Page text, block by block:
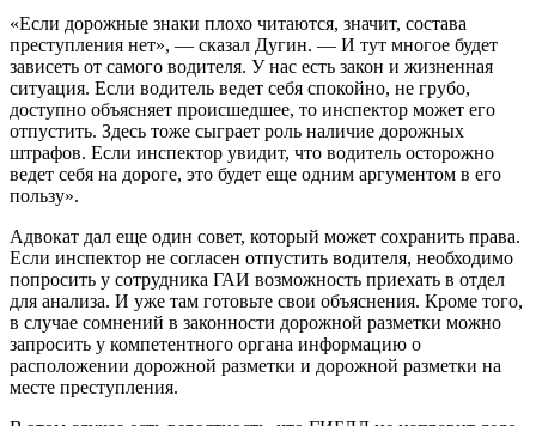
«Если дорожные знаки плохо читаются, значит, состава
преступления нет», — сказал Дугин. — И тут многое будет
зависеть от самого водителя. У нас есть закон и жизненная
ситуация. Если водитель ведет себя спокойно, не грубо,
доступно объясняет происшедшее, то инспектор может его
отпустить. Здесь тоже сыграет роль наличие дорожных
штрафов. Если инспектор увидит, что водитель осторожно
ведет себя на дороге, это будет еще одним аргументом в его
пользу».
Адвокат дал еще один совет, который может сохранить права.
Если инспектор не согласен отпустить водителя, необходимо
попросить у сотрудника ГАИ возможность приехать в отдел
для анализа. И уже там готовьте свои объяснения. Кроме того,
в случае сомнений в законности дорожной разметки можно
запросить у компетентного органа информацию о
расположении дорожной разметки и дорожной разметки на
месте преступления.